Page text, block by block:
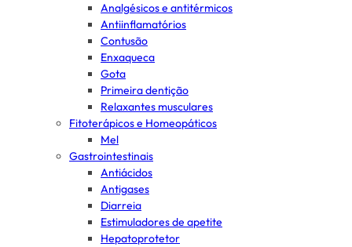
Analgésicos e antitérmicos
Antiinflamatórios
Contusão
Enxaqueca
Gota
Primeira dentição
Relaxantes musculares
Fitoterápicos e Homeopáticos
Mel
Gastrointestinais
Antiácidos
Antigases
Diarreia
Estimuladores de apetite
Hepatoprotetor